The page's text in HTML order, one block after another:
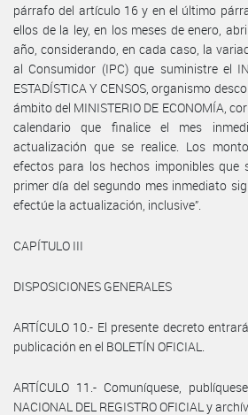
párrafo del artículo 16 y en el último
ellos de la ley, en los meses de enero,
año, considerando, en cada caso, la
al Consumidor (IPC) que suministre el
ESTADÍSTICA Y CENSOS, organismo
ámbito del MINISTERIO DE ECONOMÍA,
calendario que finalice el mes
actualización que se realice. Los
efectos para los hechos imponibles que
primer día del segundo mes inmediato
efectúe la actualización, inclusive”.
CAPÍTULO III
DISPOSICIONES GENERALES
ARTÍCULO 10.- El presente decreto
publicación en el BOLETÍN OFICIAL.
ARTÍCULO 11.- Comuníquese,
NACIONAL DEL REGISTRO OFICIAL y